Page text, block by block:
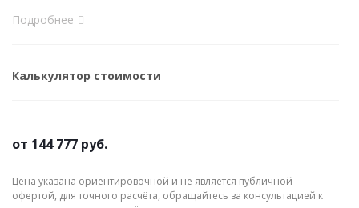
Подробнее
Калькулятор стоимости
от 144 777 руб.
Цена указана ориентировочной и не является публичной
офертой, для точного расчёта, обращайтесь за консультацией к